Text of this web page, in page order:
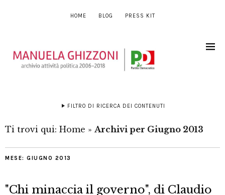
HOME BLOG PRESS KIT
FILTRO DI RICERCA DEI CONTENUTI
Ti trovi qui: Home » Archivi per Giugno 2013
MESE: GIUGNO 2013
"Chi minaccia il governo", di Claudio